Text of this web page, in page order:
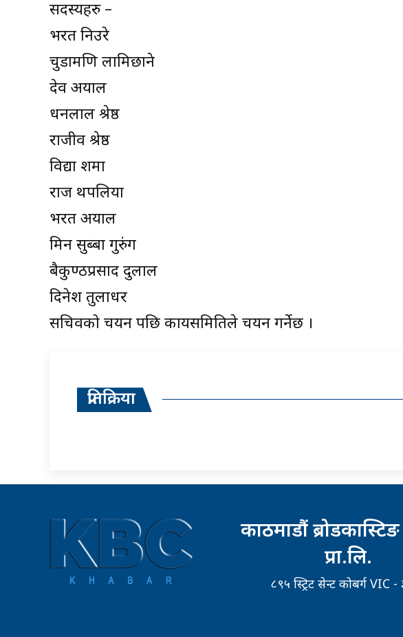
सदस्यहरु –
भरत निउरे
चुडामणि लामिछाने
देव अर्याल
धनलाल श्रेष्ठ
राजीव श्रेष्ठ
विद्या शर्मा
राज थपलिया
भरत अर्याल
मिन सुब्बा गुरुंग
बैकुण्ठप्रसाद दुलाल
दिनेश तुलाधर
सचिवको चयन पछि कार्यसमितिले चयन गर्नेछ ।
प्रतिक्रिया
काठमाडौं
प्रा.लि.
८९५ स्ट्रिट सेन्ट कोबर्ग VIC -